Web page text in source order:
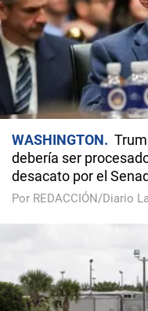
WASHINGTON
debería ser
desacato por el
Por REDACCIÓN/Diario